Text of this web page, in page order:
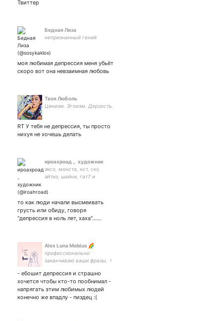
Твиттер
Бедная Лиза
непризнанный гений
моя любимая депрессия меня убьёт
скоро вот она невзаимная любовь
Твоя ЛюБоль
Цинизм. Эгоизм. Дерзость.
RT У тебя не депрессия, ты просто
нихуя не хочешь делать
ироахроад 。художник
эксо, монста, нст, скз,
эйтиз, шайни, гат7 и
жена
то как люди начали высмеивать
грусть или обиду, говоря
"депрессия в ноль лет, хаха"......
Alex Luna Mobius 🌈
профессионально
заканчиваю ваши фразы. ☿
- ебошит депрессия и страшно
хочется чтобы кто-то пообнимал -
напрягать этим любимых людей
конечно же впадлу - пиздец :(